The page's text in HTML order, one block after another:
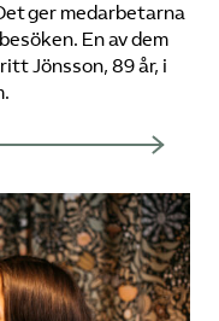
ger medarbetarna
En av dem
Jönsson, 89 år, i